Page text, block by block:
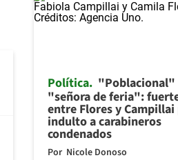
Política "Poblacional"
"señora de feria":
entre Flores y
indulto a carabineros
condenados
Por Nicole Donoso